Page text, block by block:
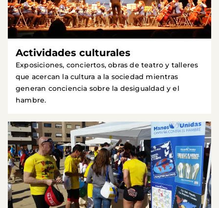
Actividades culturales
Exposiciones, conciertos, obras de teatro y talleres
que acercan la cultura a la sociedad mientras
generan conciencia sobre la desigualdad y el
hambre.